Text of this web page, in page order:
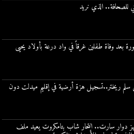
للصحافة.. الذي نريد
بعد وفاة طفلين غرقاً في واد درعة بأولاد يحيى
4.8 على سلم ريختر..تسجيل هزة أرضية في إقليم ميدلت دون
دوار سارت.. انتحار شاب بتامكروت يعيد ملف